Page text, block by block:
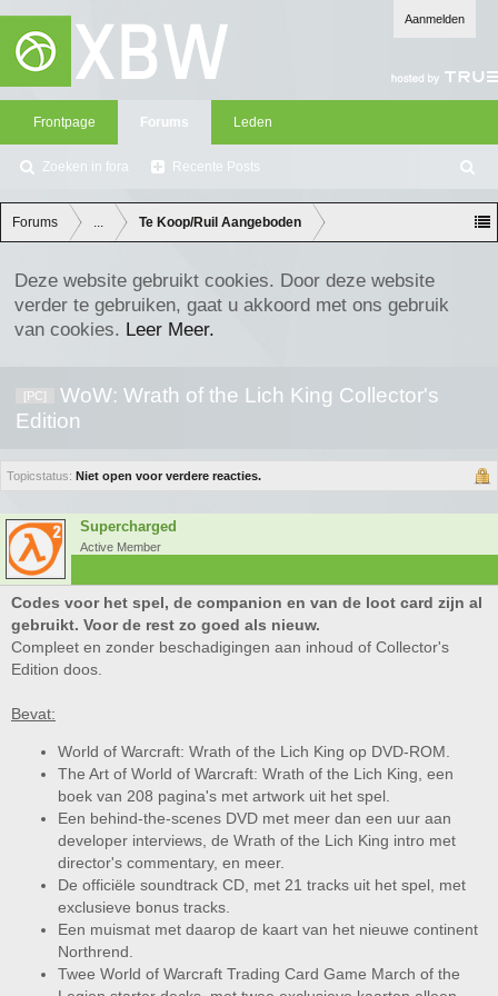
Aanmelden
Frontpage Forums
Zoeken in fora Recente Posts
Leden
oe
ke
n
Forums ... Te Koop/Ruil Aangeboden
Deze website gebruikt cookies. Door deze website
verder te gebruiken, gaat u akkoord met ons gebruik
van cookies. Leer Meer.
[PC]
WoW: Wrath of the Lich King Collector's
Edition
Topicstatus: Niet open voor verdere reacties.
Supercharged
Active Member
Codes voor het spel, de companion en van de loot card zijn al
gebruikt. Voor de rest zo goed als nieuw.
Compleet en zonder beschadigingen aan inhoud of Collector's
Edition doos.
Bevat:
World of Warcraft: Wrath of the Lich King op DVD-ROM.
The Art of World of Warcraft: Wrath of the Lich King, een
boek van 208 pagina's met artwork uit het spel.
Een behind-the-scenes DVD met meer dan een uur aan
developer interviews, de Wrath of the Lich King intro met
director's commentary, en meer.
De officiële soundtrack CD, met 21 tracks uit het spel, met
exclusieve bonus tracks.
Een muismat met daarop de kaart van het nieuwe continent
Northrend.
Twee World of Warcraft Trading Card Game March of the